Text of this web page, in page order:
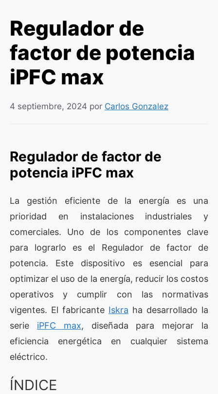
Regulador de
factor de potencia
iPFC max
4 septiembre, 2024 por Carlos Gonzalez
Regulador de factor de
potencia iPFC max
La gestión eficiente de la energía es una
prioridad en instalaciones industriales y
comerciales. Uno de los componentes clave
para lograrlo es el Regulador de factor de
potencia. Este dispositivo es esencial para
optimizar el uso de la energía, reducir los costos
operativos y cumplir con las normativas
vigentes. El fabricante Iskra ha desarrollado la
serie iPFC max, diseñada para mejorar la
eficiencia energética en cualquier sistema
eléctrico.
ÍNDICE